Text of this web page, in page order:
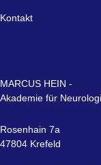
Kontakt
MARCUS HEIN -
Akademie für
Rosenhain 7a
47804 Krefeld